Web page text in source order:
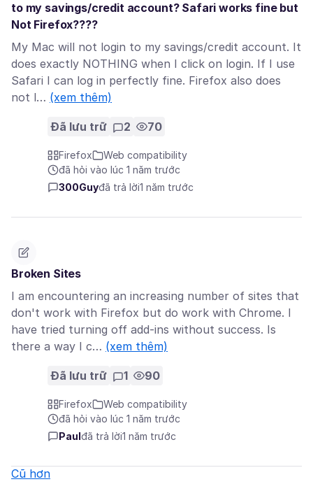
to my savings/credit account? Safari works fine but
Not Firefox????
My Mac will not login to my savings/credit account. It
does exactly NOTHING when I click on login. If I use
Safari I can log in perfectly fine. Firefox also does
not l… (xem thêm)
Đã lưu trữ 2 70
Firefox
Web compatibility
đã hỏi vào lúc 1 năm trước
300Guyđã trả lời1 năm trước
Broken Sites
I am encountering an increasing number of sites that
don't work with Firefox but do work with Chrome. I
have tried turning off add-ins without success. Is
there a way I c… (xem thêm)
Đã lưu trữ 1 90
Firefox
Web compatibility
đã hỏi vào lúc 1 năm trước
Paul đã trả lời1 năm trước
Cũ hơn